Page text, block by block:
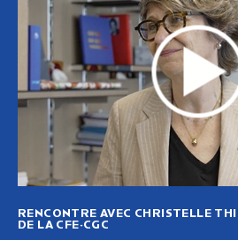
RENCONTRE AVEC CHRISTELLE
DE LA CFE-CGC